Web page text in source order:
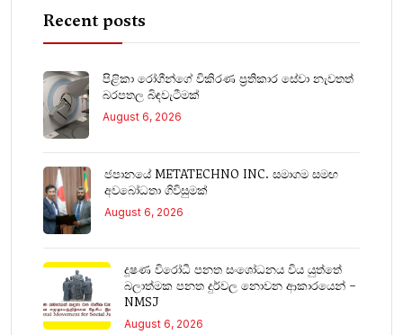
Recent posts
පිළිකා රෝගීන්ගේ විකිරණ ප්‍රතිකාර සේවා නැවතත්
බරපතල බිඳවැටීමක්
August 6, 2026
ජපානයේ METATECHNO INC. සමාගම සමඟ
අවබෝධතා ගිවිසුමක්
August 6, 2026
දූෂණ විරෝධී පනත සංශෝධනය විය යුත්තේ
බලාත්මක පනත දුර්වල නොවන ආකාරයෙන් –
NMSJ
August 6, 2026